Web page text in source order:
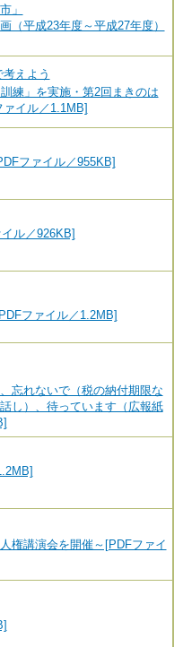
」
（平成23年度～平成27年度）
考えよう
練」を実施・第2回まきのは
イル／1.1MB]
ファイル／955KB]
ル／926KB]
ファイル／1.2MB]
忘れないで（税の納付期限な
し）、待っています（広報紙
権講演会を開催～[PDFファイ